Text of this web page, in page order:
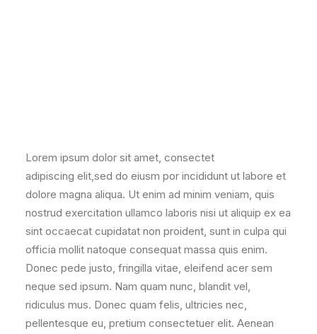
Lorem ipsum dolor sit amet, consectet
adipiscing elit,sed do eiusm por incididunt ut labore et
dolore magna aliqua. Ut enim ad minim veniam, quis
nostrud exercitation ullamco laboris nisi ut aliquip ex ea
sint occaecat cupidatat non proident, sunt in culpa qui
officia mollit natoque consequat massa quis enim.
Donec pede justo, fringilla vitae, eleifend acer sem
neque sed ipsum. Nam quam nunc, blandit vel,
ridiculus mus. Donec quam felis, ultricies nec,
pellentesque eu, pretium consectetuer elit. Aenean